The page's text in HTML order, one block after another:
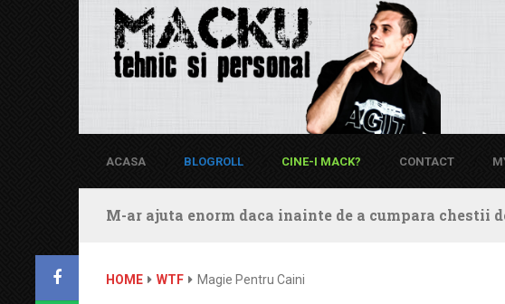
ACASA BLOGROLL CINE-I MACK? CONTACT
M-ar ajuta enorm daca inainte de a cumpara chestii
HOME WTF Magie Pentru Caini